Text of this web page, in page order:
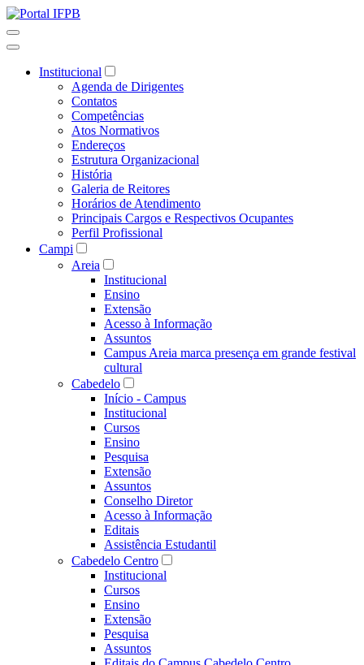
Institucional
Agenda de Dirigentes
Contatos
Competências
Atos Normativos
Endereços
Estrutura Organizacional
História
Galeria de Reitores
Horários de Atendimento
Principais Cargos e Respectivos Ocupantes
Perfil Profissional
Campi
Areia
Institucional
Ensino
Extensão
Acesso à Informação
Assuntos
Campus Areia marca presença em grande festival
cultural
Cabedelo
Início - Campus
Institucional
Cursos
Ensino
Pesquisa
Extensão
Assuntos
Conselho Diretor
Acesso à Informação
Editais
Assistência Estudantil
Cabedelo Centro
Institucional
Cursos
Ensino
Extensão
Pesquisa
Assuntos